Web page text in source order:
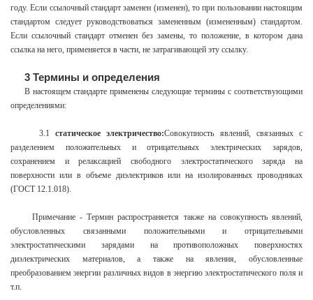
году. Если ссылочный стандарт заменен (изменен), то при пользовании настоящим
стандартом следует руководствоваться замененным (измененным) стандартом.
Если ссылочный стандарт отменен без замены, то положение, в котором дана
ссылка на него, применяется в части, не затрагивающей эту ссылку.
3 Термины и определения
В настоящем стандарте применены следующие термины с соответствующими
определениями:
3.1статическое электричество:Совокупность явлений, связанных с
разделением положительных и отрицательных электрических зарядов,
сохранением и релаксацией свободного электростатического заряда на
поверхности или в объеме диэлектриков или на изолированных проводниках
(ГОСТ 12.1.018).
Примечание - Термин распространяется также на совокупность явлений,
обусловленных связанными положительными и отрицательными
электростатическими зарядами на противоположных поверхностях
диэлектрических материалов, а также на явления, обусловленные
преобразованием энергии различных видов в энергию электростатического поля и
т.п.